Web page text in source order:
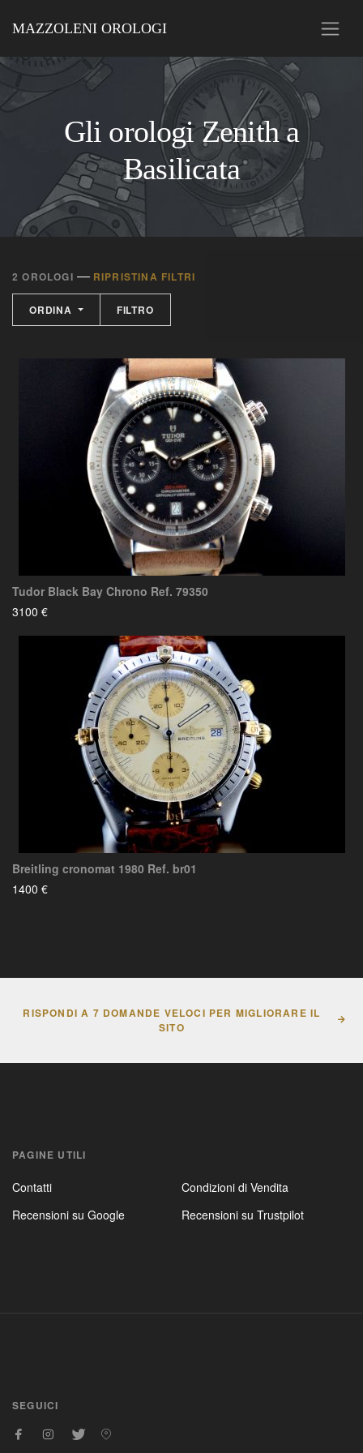
MAZZOLENI OROLOGI
Gli orologi Zenith a
Basilicata
2 OROLOGI — RIPRISTINA FILTRI
ORDINA FILTRO
Tudor Black Bay Chrono Ref. 79350
3100 €
Breitling cronomat 1980 Ref. br01
1400 €
RISPONDI A 7 DOMANDE VELOCI PER MIGLIORARE IL
SITO
PAGINE UTILI
Contatti
Condizioni di Vendita
Recensioni su Google
Recensioni su Trustpilot
SEGUICI